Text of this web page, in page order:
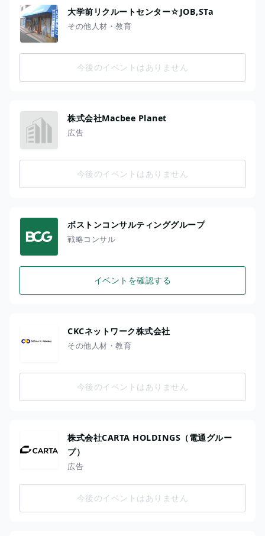
大学前リクルートセンター☆JOB,STa
その他人材・教育
今後のイベントはありません
株式会社Macbee Planet
広告
今後のイベントはありません
ボストンコンサルティンググループ
戦略コンサル
イベントを確認する
CKCネットワーク株式会社
その他人材・教育
今後のイベントはありません
株式会社CARTA HOLDINGS（電通グルー
プ）
広告
今後のイベントはありません